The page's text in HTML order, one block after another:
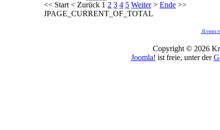
<< Start < Zurück 1 2 3 4 5 Weiter> Ende >>
JPAGE_CURRENT_OF_TOTAL
JEvents
Copyright © 2026
Joomla! ist freie, unter der